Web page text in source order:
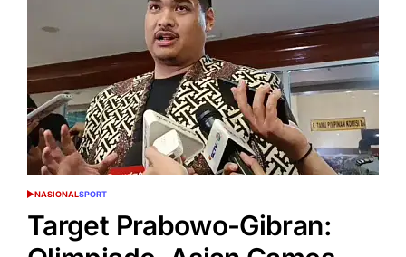
di
Kalteng,
Kompetisi
Sepak
Bola
Buka
Jalan
ke
Nasional
POSTED
NASIONALSPORT
Target Prabowo-Gibran: